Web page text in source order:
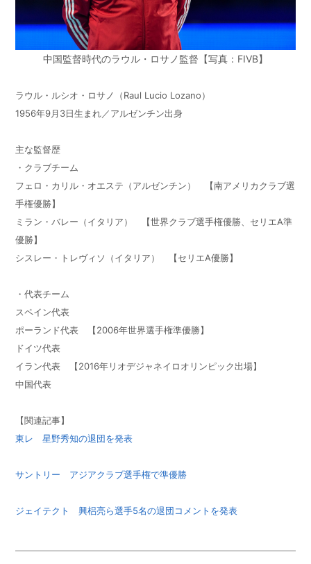
中国監督時代のラウル・ロサノ監督【写真：FIVB】
ラウル・ルシオ・ロサノ（Raul Lucio Lozano）
1956年9月3日生まれ／アルゼンチン出身
主な監督歴
・クラブチーム
フェロ・カリル・オエステ（アルゼンチン） 【南アメリカクラブ選
手権優勝】
ミラン・バレー（イタリア） 【世界クラブ選手権優勝、セリエA準
優勝】
シスレー・トレヴィソ（イタリア） 【セリエA優勝】
・代表チーム
スペイン代表
ポーランド代表 【2006年世界選手権準優勝】
ドイツ代表
イラン代表 【2016年リオデジャネイロオリンピック出場】
中国代表
【関連記事】
東レ 星野秀知の退団を発表
サントリー アジアクラブ選手権で準優勝
ジェイテクト 興梠亮ら選手5名の退団コメントを発表